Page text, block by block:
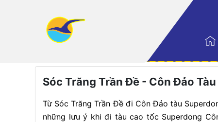
Sóc Trăng Trần Đề - Côn Đảo
Từ Sóc Trăng Trần Đề đi Côn Đảo tàu
những lưu ý khi đi tàu cao tốc Superdong